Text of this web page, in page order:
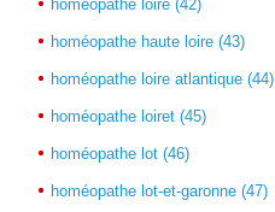
homéopathe loire (42)
homéopathe haute loire (43)
homéopathe loire atlantique (44)
homéopathe loiret (45)
homéopathe lot (46)
homéopathe lot-et-garonne (47)